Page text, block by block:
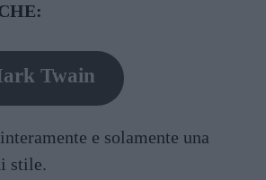
Twain
e solamente una
stile.